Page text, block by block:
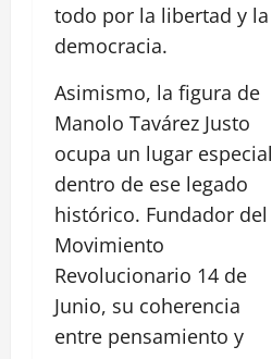
todo por la libertad y la
democracia.
Asimismo, la figura de
Manolo Tavárez Justo
ocupa un lugar especial
dentro de ese legado
histórico. Fundador del
Movimiento
Revolucionario 14 de
Junio, su coherencia
entre pensamiento y